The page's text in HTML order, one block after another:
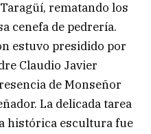
rematando los
cenefa de pedrería.
estuvo presidido por
Claudio Javier
de Monseñor
La delicada tarea
histórica escultura fue